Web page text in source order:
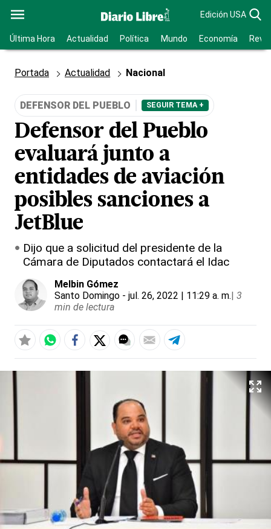
Edición USA
Última Hora Actualidad Política Mundo Economía
Portada Actualidad Nacional
DEFENSOR DEL PUEBLO SEGUIR TEMA +
Defensor del Pueblo
evaluará junto a
entidades de aviación
posibles sanciones a
JetBlue
Dijo que a solicitud del presidente de la
Cámara de Diputados contactará el Idac
Melbin Gómez
Santo Domingo - jul. 26, 2022 | 11:29 a. m.| 3
min de lectura